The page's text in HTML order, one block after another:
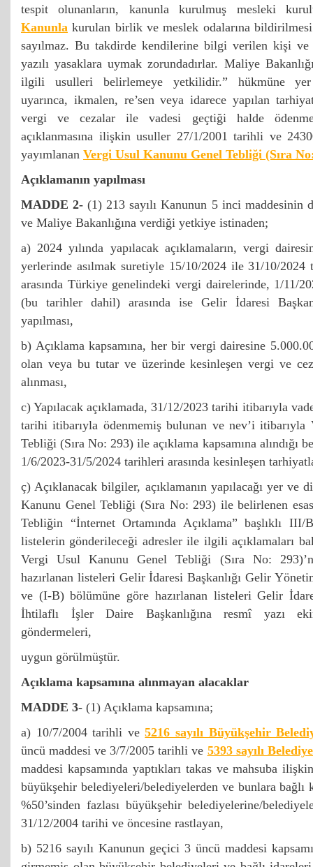
tespit olunanların, kanunla kurulmuş mesleki
Kanunla kurulan birlik ve meslek odalarına
sayılmaz. Bu takdirde kendilerine bilgi verilen kişi ve
yazılı yasaklara uymak zorundadırlar. Maliye
ilgili usulleri belirlemeye yetkilidir.” hükmüne
uyarınca, ikmalen, re’sen veya idarece yapılan
vergi ve cezalar ile vadesi geçtiği halde
açıklanmasına ilişkin usuller 27/1/2001 tarihli ve
yayımlanan Vergi Usul Kanunu Genel Tebliği (Sıra
Açıklamanın yapılması
MADDE 2- (1) 213 sayılı Kanunun 5 inci maddesinin
ve Maliye Bakanlığına verdiği yetkiye istinaden;
a) 2024 yılında yapılacak açıklamaların, vergi
yerlerinde asılmak suretiyle 15/10/2024 ile 31/10/
arasında Türkiye genelindeki vergi dairelerinde, 1/11/
(bu tarihler dahil) arasında ise Gelir İdaresi
yapılması,
b) Açıklama kapsamına, her bir vergi dairesine
olan veya bu tutar ve üzerinde kesinleşen vergi ve
alınması,
c) Yapılacak açıklamada, 31/12/2023 tarihi itibarıyla
tarihi itibarıyla ödenmemiş bulunan ve nev’i
Tebliği (Sıra No: 293) ile açıklama kapsamına alındığı
1/6/2023-31/5/2024 tarihleri arasında kesinleşen
ç) Açıklanacak bilgiler, açıklamanın yapılacağı yer ve
Kanunu Genel Tebliği (Sıra No: 293) ile belirlenen
Tebliğin “İnternet Ortamında Açıklama” başlıklı III/
listelerin gönderileceği adresler ile ilgili açıklamaları
Vergi Usul Kanunu Genel Tebliği (Sıra No:
hazırlanan listeleri Gelir İdaresi Başkanlığı Gelir
ve (I-B) bölümüne göre hazırlanan listeleri Gelir
İhtilaflı İşler Daire Başkanlığına resmî yazı
göndermeleri,
uygun görülmüştür.
Açıklama kapsamına alınmayan alacaklar
MADDE 3- (1) Açıklama kapsamına;
a) 10/7/2004 tarihli ve5216 sayılı Büyükşehir
üncü maddesi ve 3/7/2005 tarihli ve 5393 sayılı
maddesi kapsamında yaptıkları takas ve mahsuba
büyükşehir belediyeleri/belediyelerden ve bunlara bağlı
%50’sinden fazlası büyükşehir belediyelerine/
31/12/2004 tarihi ve öncesine rastlayan,
b) 5216 sayılı Kanunun geçici 3 üncü maddesi